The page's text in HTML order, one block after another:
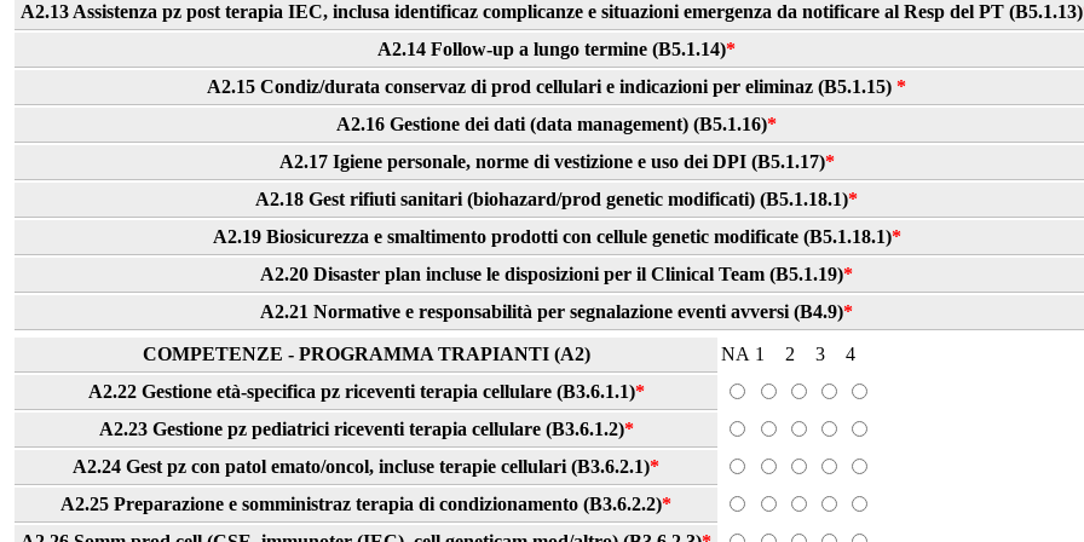
A2.13 Assistenza pz post terapia IEC, inclusa identificaz complicanze e situazioni emergenza da notificare al Resp del PT (B5.1.13)
A2.14 Follow-up a lungo termine (B5.1.14)*
A2.15 Condiz/durata conservaz di prod cellulari e indicazioni per eliminaz (B5.1.15) *
A2.16 Gestione dei dati (data management) (B5.1.16)*
A2.17 Igiene personale, norme di vestizione e uso dei DPI (B5.1.17)*
A2.18 Gest rifiuti sanitari (biohazard/prod genetic modificati) (B5.1.18.1)*
A2.19 Biosicurezza e smaltimento prodotti con cellule genetic modificate (B5.1.18.1)*
A2.20 Disaster plan incluse le disposizioni per il Clinical Team (B5.1.19)*
A2.21 Normative e responsabilità per segnalazione eventi avversi (B4.9)*
COMPETENZE - PROGRAMMA TRAPIANTI (A2) NA 1 2 3
4
A2.22 Gestione età-specifica pz riceventi terapia cellulare (B3.6.1.1)*
A2.23 Gestione pz pediatrici riceventi terapia cellulare (B3.6.1.2)*
A2.24 Gest pz con patol emato/oncol, incluse terapie cellulari (B3.6.2.1)*
A2.25 Preparazione e somministraz terapia di condizionamento (B3.6.2.2)*